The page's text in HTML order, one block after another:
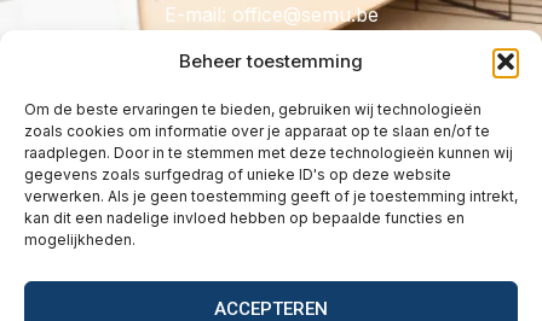
Beheer toestemming
Om de beste ervaringen te bieden, gebruiken wij technologieën
zoals cookies om informatie over je apparaat op te slaan en/of te
raadplegen. Door in te stemmen met deze technologieën kunnen wij
gegevens zoals surfgedrag of unieke ID's op deze website
verwerken. Als je geen toestemming geeft of je toestemming intrekt,
kan dit een nadelige invloed hebben op bepaalde functies en
mogelijkheden.
ACCEPTEREN
E-mail:
eb.umes
@eciffo
HANDIG
Licenties
Tarieven
Wetgeving